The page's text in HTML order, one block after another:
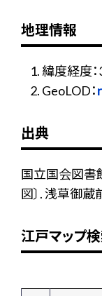
地理情報
緯度経度
GeoLOD：
出典
国立国会図書
図〕. 浅草御蔵
江戸マップ